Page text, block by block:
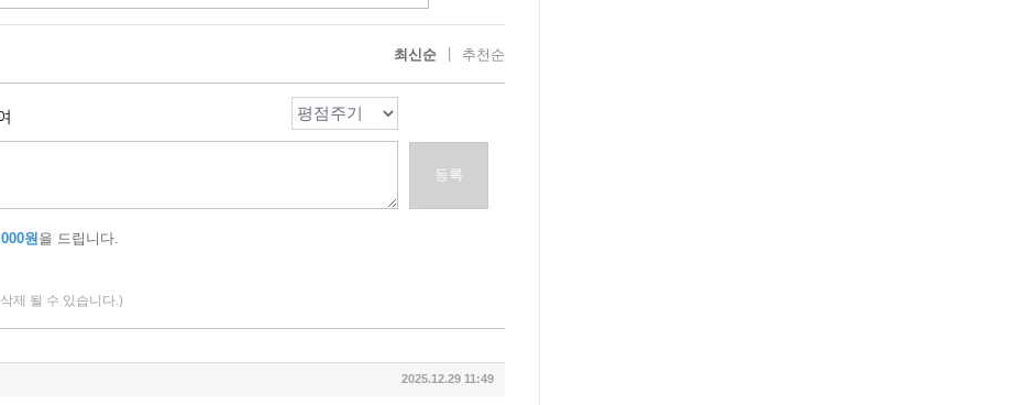
최신순 추천순
등록
원을 드립니다.
제 될 수 있습니다.)
2025.12.29 11:49